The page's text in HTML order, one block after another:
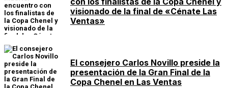
visionado de la final de «Cénate Las
Ventas»
El consejero Carlos Novillo preside la
presentación de la Gran Final de la
Copa Chenel en Las Ventas